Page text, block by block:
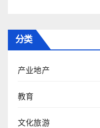
分类
产业地产
教育
文化旅游